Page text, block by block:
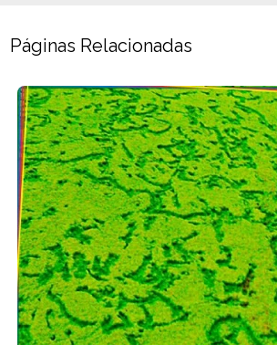
Páginas Relacionadas